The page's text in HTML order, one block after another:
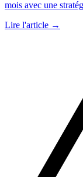
mois avec une
Lire l'article →